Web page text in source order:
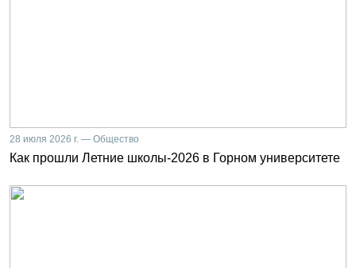
28 июля 2026 г. — Общество
Как прошли Летние школы-2026 в Горном университете